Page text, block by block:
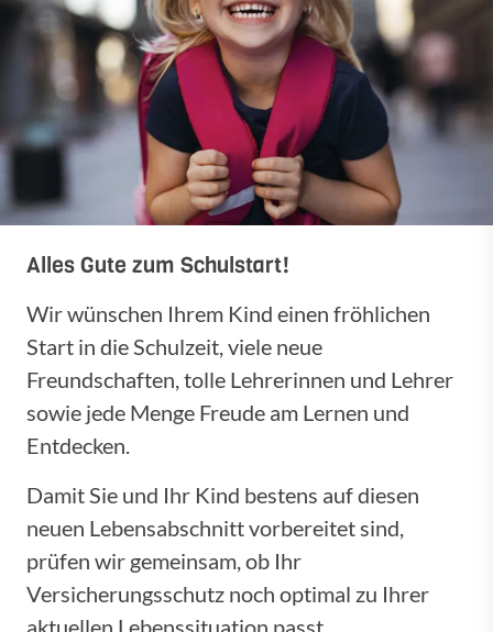
Alles Gute zum Schulstart!
Wir wünschen Ihrem Kind einen fröhlichen
Start in die Schulzeit, viele neue
Freundschaften, tolle Lehrerinnen und Lehrer
sowie jede Menge Freude am Lernen und
Entdecken.
Damit Sie und Ihr Kind bestens auf diesen
neuen Lebensabschnitt vorbereitet sind,
prüfen wir gemeinsam, ob Ihr
Versicherungsschutz noch optimal zu Ihrer
aktuellen Lebenssituation passt.